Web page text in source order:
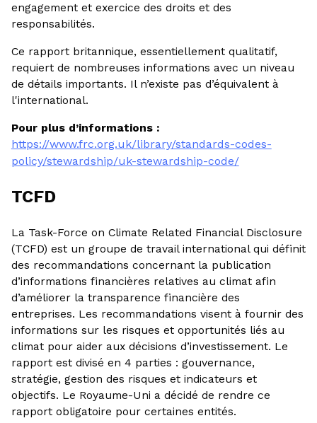
engagement et exercice des droits et des
responsabilités.
Ce rapport britannique, essentiellement qualitatif,
requiert de nombreuses informations avec un niveau
de détails importants. Il n’existe pas d’équivalent à
l'international.
Pour plus d’informations :
https://www.frc.org.uk/library/standards-codes-
policy/stewardship/uk-stewardship-code/
TCFD
La Task-Force on Climate Related Financial Disclosure
(TCFD) est un groupe de travail international qui définit
des recommandations concernant la publication
d’informations financières relatives au climat afin
d’améliorer la transparence financière des
entreprises. Les recommandations visent à fournir des
informations sur les risques et opportunités liés au
climat pour aider aux décisions d’investissement. Le
rapport est divisé en 4 parties : gouvernance,
stratégie, gestion des risques et indicateurs et
objectifs. Le Royaume-Uni a décidé de rendre ce
rapport obligatoire pour certaines entités.